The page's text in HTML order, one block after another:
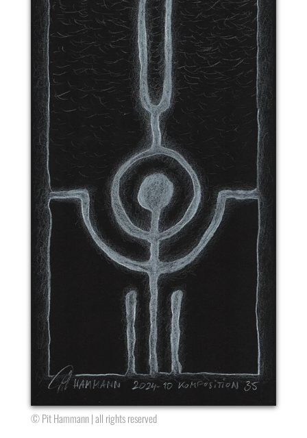
© Pit Hammann | all rights reserved